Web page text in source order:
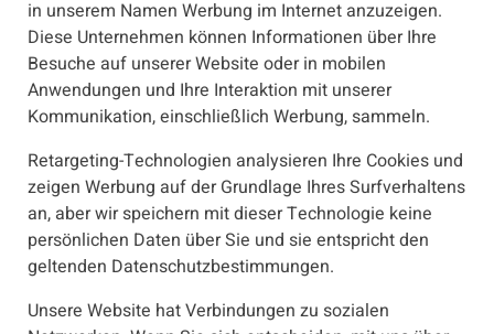
in unserem Namen Werbung im Internet anzuzeigen.
Diese Unternehmen können Informationen über Ihre
Besuche auf unserer Website oder in mobilen
Anwendungen und Ihre Interaktion mit unserer
Kommunikation, einschließlich Werbung, sammeln.
Retargeting-Technologien analysieren Ihre Cookies und
zeigen Werbung auf der Grundlage Ihres Surfverhaltens
an, aber wir speichern mit dieser Technologie keine
persönlichen Daten über Sie und sie entspricht den
geltenden Datenschutzbestimmungen.
Unsere Website hat Verbindungen zu sozialen